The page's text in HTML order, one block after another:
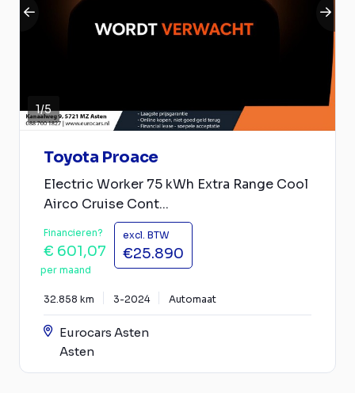
1/5
Toyota Proace
Electric Worker 75 kWh Extra Range Cool
Airco Cruise Cont...
Financieren?
€ 601,07
per maand
excl. BTW
€25.890
32.858 km 3-2024 Automaat
Eurocars Asten
Asten